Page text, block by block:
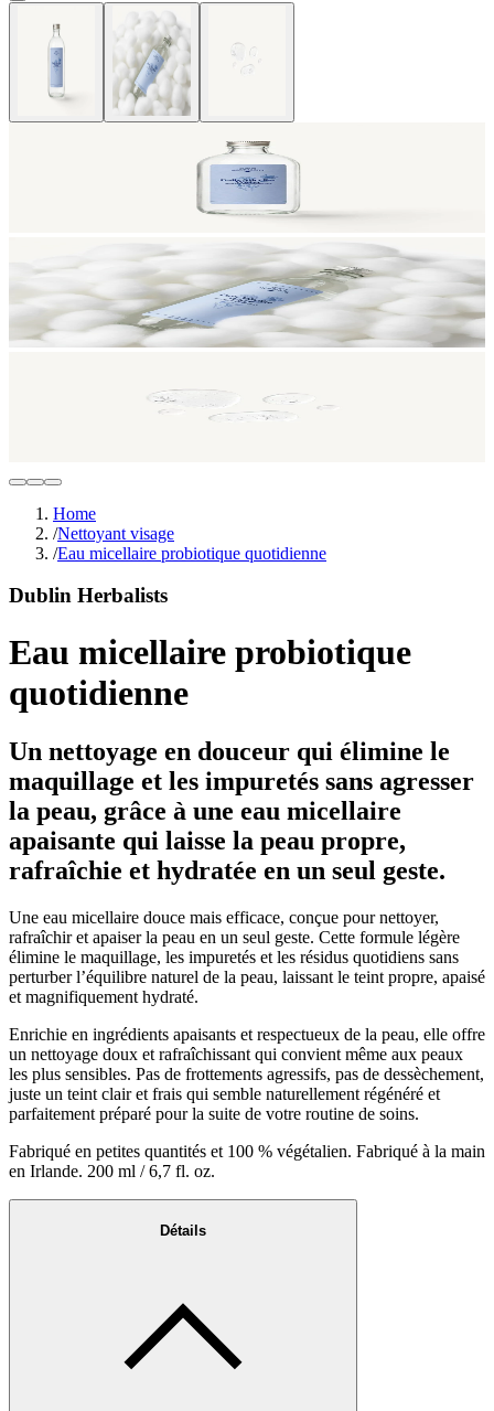
Home
/Nettoyant visage
/Eau micellaire probiotique quotidienne
Dublin Herbalists
Eau micellaire probiotique
quotidienne
Un nettoyage en douceur qui élimine le
maquillage et les impuretés sans agresser
la peau, grâce à une eau micellaire
apaisante qui laisse la peau propre,
rafraîchie et hydratée en un seul geste.
Une eau micellaire douce mais efficace, conçue pour nettoyer,
rafraîchir et apaiser la peau en un seul geste. Cette formule légère
élimine le maquillage, les impuretés et les résidus quotidiens sans
perturber l’équilibre naturel de la peau, laissant le teint propre, apaisé
et magnifiquement hydraté.
Enrichie en ingrédients apaisants et respectueux de la peau, elle offre
un nettoyage doux et rafraîchissant qui convient même aux peaux
les plus sensibles. Pas de frottements agressifs, pas de dessèchement,
juste un teint clair et frais qui semble naturellement régénéré et
parfaitement préparé pour la suite de votre routine de soins.
Fabriqué en petites quantités et 100 % végétalien. Fabriqué à la main
en Irlande. 200 ml / 6,7 fl. oz.
Détails